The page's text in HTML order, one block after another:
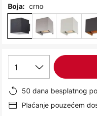
Boja: crno
1
50 dana besplatnog
Plaćanje pouzećem